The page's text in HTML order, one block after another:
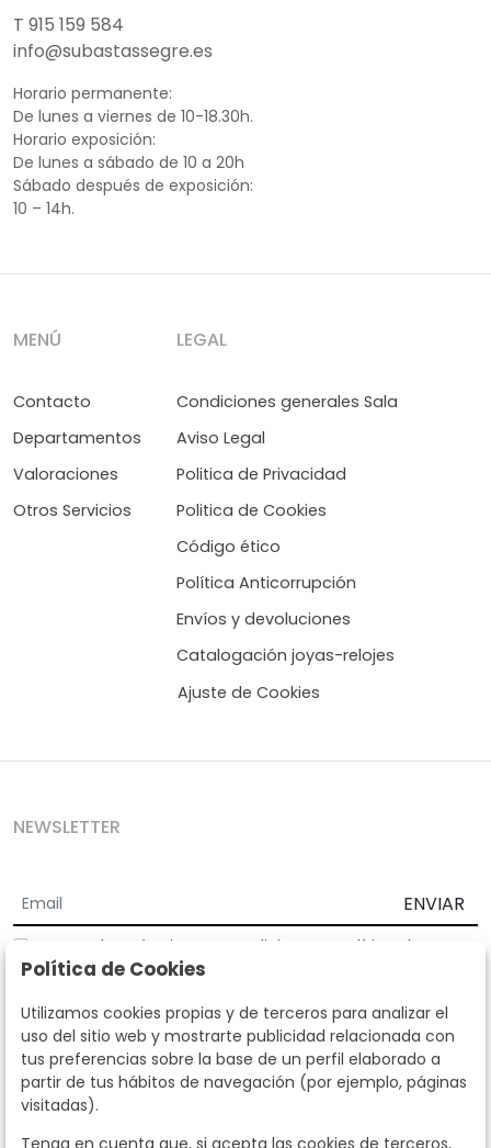
T 915 159 584
info@subastassegre.es
Horario permanente:
De lunes a viernes de 10-18.30h.
Horario exposición:
De lunes a sábado de 10 a 20h
Sábado después de exposición:
10 – 14h.
MENÚ
Contacto
Departamentos
Valoraciones
Otros Servicios
LEGAL
Condiciones generales Sala
Aviso Legal
Politica de Privacidad
Politica de Cookies
Código ético
Política Anticorrupción
Envíos y devoluciones
Catalogación joyas-relojes
Ajuste de Cookies
NEWSLETTER
ENVIAR
Acepto los Términos y Condiciones
Política de
privacidad
Según la LOPD y disposiciones de desarrollo, informamos que sus
datos personales serán tratados por parte de Subastas Segre con la
finalidad de gestionar la relación comercial. Puede ejercitar los
derechos de acceso, rectificación, cancelación, oposición y demás
derechos en los términos establecidos en la normativa vigente
dirigiéndote a nosotros. Asimismo, nos puede solicitar el envío de
Política de Cookies
Utilizamos cookies propias y de terceros para analizar el
uso del sitio web y mostrarte publicidad relacionada con
tus preferencias sobre la base de un perfil elaborado a
partir de tus hábitos de navegación (por ejemplo, páginas
visitadas).
Tenga en cuenta que, si acepta las cookies de terceros,